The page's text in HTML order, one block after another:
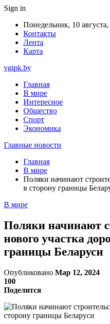
Sign in
Понедельник, 10
Контакты
Лента
Карта
vgipk.by
Главная
В мире
Интересное
Общество
Спорт
Экономика
Главные новости
Главная
В мире
Поляки начинают
в сторону границы
В мире
Поляки начинают
нового участка
границы Беларуси
Опубликовано Мар 12, 2024
100
Поделится